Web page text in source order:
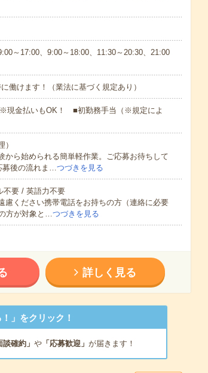
～17:00、9:00～18:00、11:30～20:30、21:00
働けます！（業法に基づく規定あり）
現金払いもOK！ ■初勤務手当（※規定によ
から始められる簡単軽作業。ご応募お待ちして
募後の流れま…つづきを見る
不要 / 英語力不要
ください携帯電話をお持ちの方（連絡に必要
方が対象と…つづきを見る
詳しく見る
」をクリック！
談確約」 や「応募歓迎」 が届きます！